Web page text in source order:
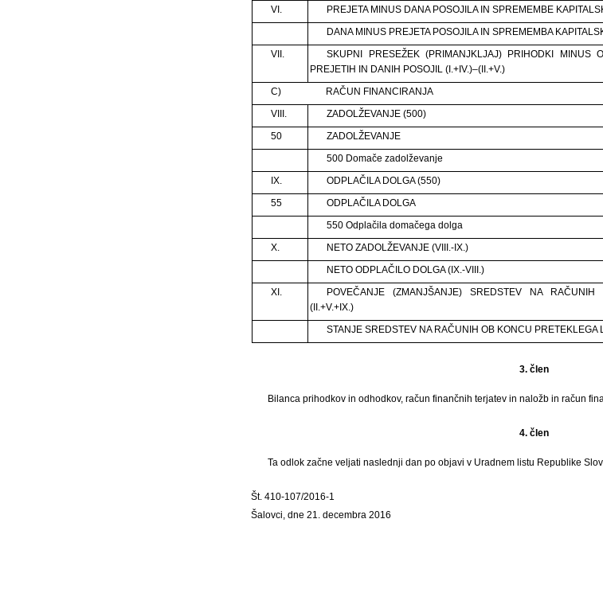
VI.
PREJETA MINUS DANA POSOJILA IN SPREMEMBE
DANA MINUS PREJETA POSOJILA IN SPREMEMBA
VII.
SKUPNI PRESEŽEK (PRIMANJKLJAJ) PRIHODKI MINUS
PREJETIH IN DANIH POSOJIL (I.+IV.)–(II.+V.)
C)
RAČUN FINANCIRANJA
VIII.
ZADOLŽEVANJE (500)
50
ZADOLŽEVANJE
500 Domače zadolževanje
IX.
ODPLAČILA DOLGA (550)
55
ODPLAČILA DOLGA
550 Odplačila domačega dolga
X.
NETO ZADOLŽEVANJE (VIII.-IX.)
NETO ODPLAČILO DOLGA (IX.-VIII.)
XI.
POVEČANJE (ZMANJŠANJE) SREDSTEV NA RAČUNIH
(II.+V.+IX.)
STANJE SREDSTEV NA RAČUNIH OB KONCU PRETEKLEGA
3. člen
Bilanca prihodkov in odhodkov, račun finančnih terjatev in naložb in račun
4. člen
Ta odlok začne veljati naslednji dan po objavi v Uradnem listu Republike
Št. 410-107/2016-1
Šalovci, dne 21. decembra 2016